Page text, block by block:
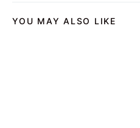
YOU MAY ALSO LIKE